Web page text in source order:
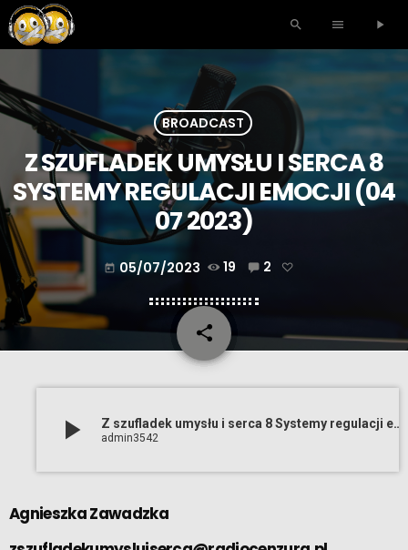
search menu play_arrow
BROADCAST
Z SZUFLADEK UMYSŁU I SERCA 8
SYSTEMY REGULACJI EMOCJI (04
07 2023)
today 05/07/2023 19 2
share
email
play_arrow Z szufladek umysłu i serca 8 Systemy regulacji emocji (04 07 2023)
admin3542
Agnieszka Zawadzka